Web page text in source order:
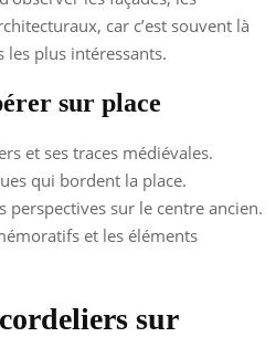
car c’est souvent là
les plus intéressants.
sur place
et ses traces médiévales.
qui bordent la place.
perspectives sur le centre ancien.
et les éléments
sur